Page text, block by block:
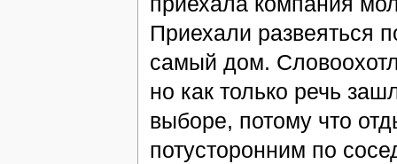
Приехали развеяться
самый дом.
но как только речь
выборе, потому что
потусторонним по